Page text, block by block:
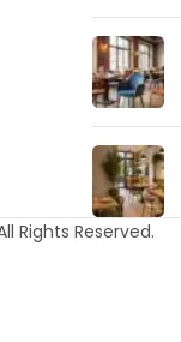
Rights Reserved.